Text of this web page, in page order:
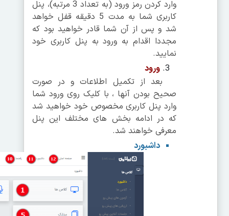
وارد کردن رمز ورود (به تعداد 3 مرتبه)، پنل
کاربری شما به مدت 5 دقیقه قفل خواهد
شد و پس از آن شما قادر خواهید بود که
مجددا اقدام به ورود به پنل کاربری خود
نمایید.
ورود
بعد از تکمیل اطلاعات و در صورت
صحیح بودن آنها ، با کلیک روی ورود شما
وارد پنل کاربری مخصوص خود خواهید شد
که در ادامه بخش های مختلف این پنل
معرفی خواهند شد.
داشبورد